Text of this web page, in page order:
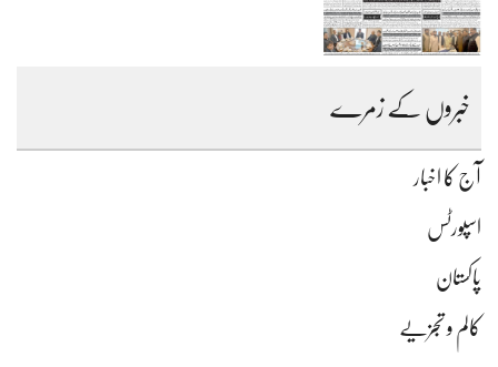
خبروں کے زمرے
آج کا اخبار
اسپورٹس
پاکستان
کالم و تجزیے